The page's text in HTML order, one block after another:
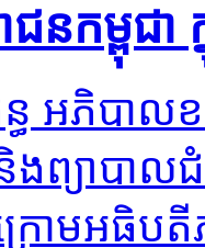
នកម្ពុជា